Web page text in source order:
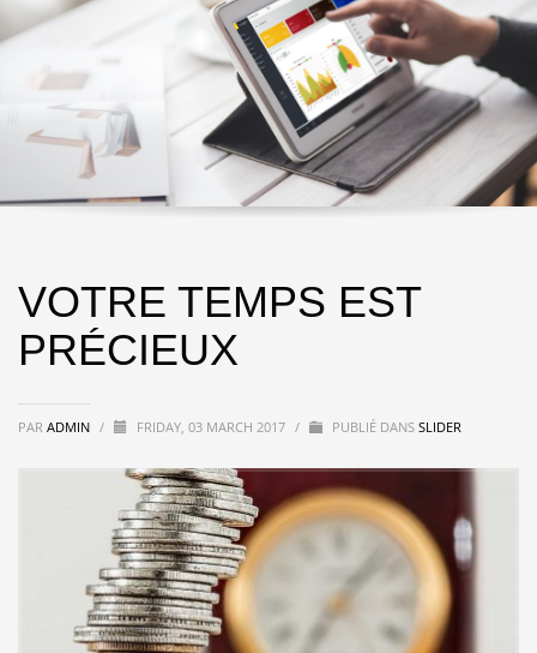
VOTRE TEMPS EST
PRÉCIEUX
PAR ADMIN / FRIDAY, 03 MARCH 2017 / PUBLIÉ DANS SLIDER